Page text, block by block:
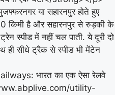
या सहारनपुर होते हुए
किमी है और सहारनपुर से रुड़की के
स्पीड में नहीं चल पाती. ये दूरी दो
ही सीधे ट्रैक से स्पीड भी मेंटेन
भारत का एक ऐसा रेलवे
www.abplive.com/utility-